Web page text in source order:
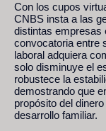
Con los cupos
CNBS insta a las
distintas empresas
convocatoria entre
laboral adquiera
solo disminuye el
robustece la
demostrando que
propósito del
desarrollo familiar.